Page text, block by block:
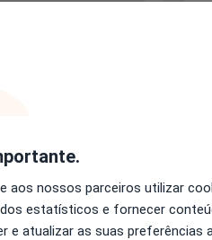
aos nossos parceiros utilizar
estatísticos e fornecer
e atualizar as suas preferências